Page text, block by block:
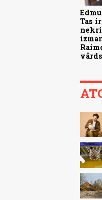
Tas
vārds